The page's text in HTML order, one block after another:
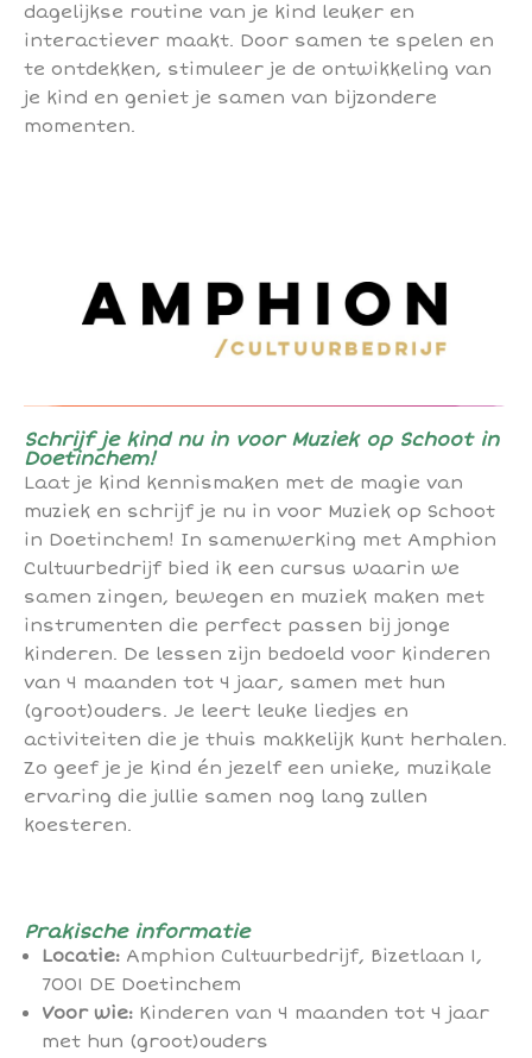
dagelijkse routine van je kind leuker en
interactiever maakt. Door samen te spelen en
te ontdekken, stimuleer je de ontwikkeling van
je kind en geniet je samen van bijzondere
momenten.
Schrijf je kind nu in voor Muziek op Schoot in
Doetinchem!
Laat je kind kennismaken met de magie van
muziek en schrijf je nu in voor Muziek op Schoot
in Doetinchem! In samenwerking met Amphion
Cultuurbedrijf bied ik een cursus waarin we
samen zingen, bewegen en muziek maken met
instrumenten die perfect passen bij jonge
kinderen. De lessen zijn bedoeld voor kinderen
van 4 maanden tot 4 jaar, samen met hun
(groot)ouders. Je leert leuke liedjes en
activiteiten die je thuis makkelijk kunt herhalen.
Zo geef je je kind én jezelf een unieke, muzikale
ervaring die jullie samen nog lang zullen
koesteren.
Prakische informatie
Locatie: Amphion Cultuurbedrijf, Bizetlaan 1,
7001 DE Doetinchem
Voor wie: Kinderen van 4 maanden tot 4 jaar
met hun (groot)ouders